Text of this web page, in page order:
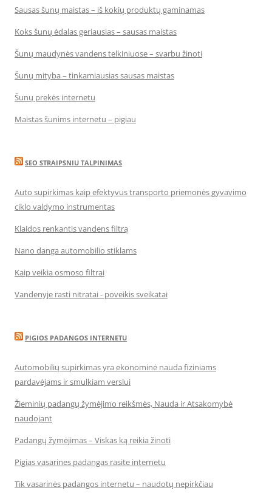
Sausas šunų maistas – iš kokių produktų gaminamas
Koks šunų ėdalas geriausias – sausas maistas
Šunų maudynės vandens telkiniuose – svarbu žinoti
Šunų mityba – tinkamiausias sausas maistas
Šunų prekės internetu
Maistas šunims internetu – pigiau
SEO STRAIPSNIU TALPINIMAS
Auto supirkimas kaip efektyvus transporto priemonės gyvavimo
ciklo valdymo instrumentas
Klaidos renkantis vandens filtrą
Nano danga automobilio stiklams
Kaip veikia osmoso filtrai
Vandenyje rasti nitratai - poveikis sveikatai
PIGIOS PADANGOS INTERNETU
Automobilių supirkimas yra ekonominė nauda fiziniams
pardavėjams ir smulkiam verslui
Žieminių padangų žymėjimo reikšmės, Nauda ir Atsakomybė
naudojant
Padangų žymėjimas – Viskas ką reikia žinoti
Pigias vasarines padangas rasite internetu
Tik vasarinės padangos internetu – naudotų nepirkčiau